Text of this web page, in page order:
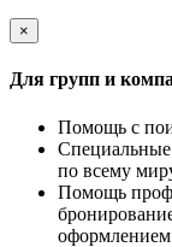
×
Для групп и
Помощь с
по всему
Помощь